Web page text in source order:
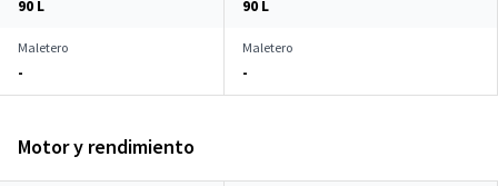
90 L 90 L
Maletero
-
Maletero
-
Motor y rendimiento